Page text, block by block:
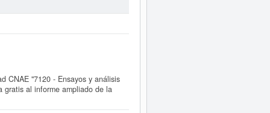
CNAE "7120 - Ensayos y análisis
gratis al informe ampliado de la